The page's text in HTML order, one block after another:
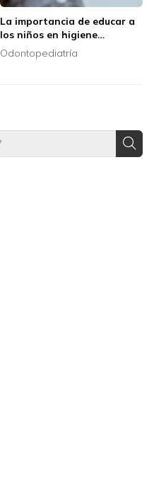
La importancia de educar a
los niños en higiene
bucodental
Odontopediatría